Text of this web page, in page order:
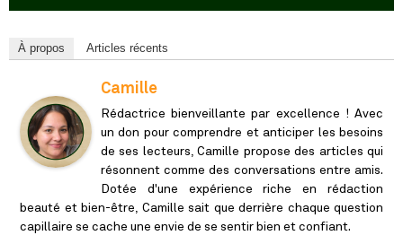
À propos Articles récents
Camille
Rédactrice bienveillante par excellence ! Avec
un don pour comprendre et anticiper les besoins
de ses lecteurs, Camille propose des articles qui
résonnent comme des conversations entre amis.
Dotée d'une expérience riche en rédaction
beauté et bien-être, Camille sait que derrière chaque question
capillaire se cache une envie de se sentir bien et confiant.